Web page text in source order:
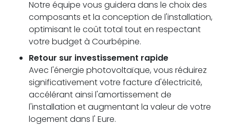
Notre équipe vous guidera dans le choix des
composants et la conception de l'installation,
optimisant le coût total tout en respectant
votre budget à Courbépine.
Retour sur investissement rapide
Avec l'énergie photovoltaïque, vous réduirez
significativement votre facture d'électricité,
accélérant ainsi l'amortissement de
l'installation et augmentant la valeur de votre
logement dans l' Eure.